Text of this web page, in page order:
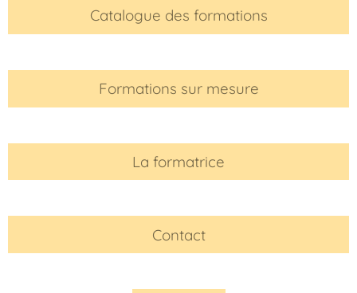
Catalogue des formations
Formations sur mesure
La formatrice
Contact